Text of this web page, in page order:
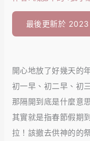
最後更新於
開心地放了好幾天的
初一早、初二早、初
那隔開到底是什麼意
其實就是指春節假期
拉！該撤去供神的的